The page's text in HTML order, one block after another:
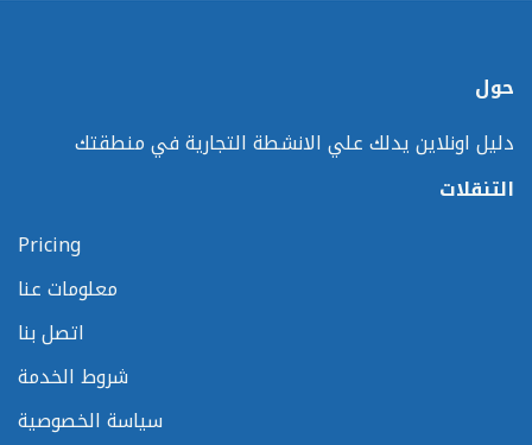
حول
دليل اونلاين يدلك علي الانشطة التجارية في منطقتك
التنقلات
Pricing
معلومات عنا
اتصل بنا
شروط الخدمة
سياسة الخصوصية